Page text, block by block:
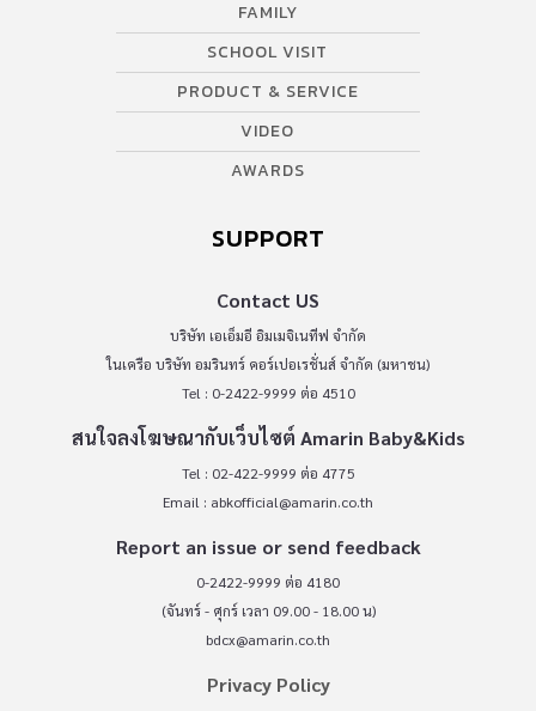
FAMILY
SCHOOL VISIT
PRODUCT & SERVICE
VIDEO
AWARDS
SUPPORT
Contact US
บริษัท เอเอ็มอี อิมเมจิเนทีฟ จำกัด
ในเครือ บริษัท อมรินทร์ คอร์เปอเรชั่นส์ จำกัด (มหาชน)
Tel : 0-2422-9999 ต่อ 4510
สนใจลงโฆษณากับเว็บไซต์ Amarin Baby&Kids
Tel : 02-422-9999 ต่อ 4775
Email : abkofficial@amarin.co.th
Report an issue or send feedback
0-2422-9999 ต่อ 4180
(จันทร์ - ศุกร์ เวลา 09.00 - 18.00 น)
bdcx@amarin.co.th
Privacy Policy